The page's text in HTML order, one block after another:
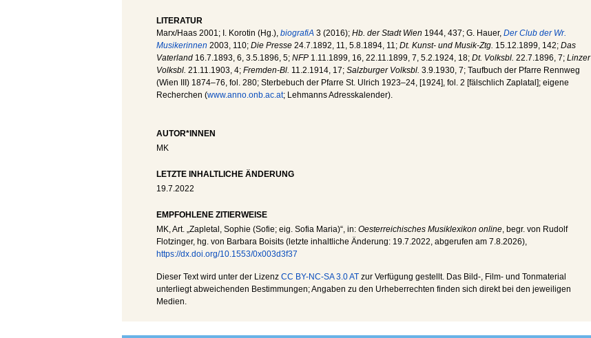
LITERATUR
Marx/Haas 2001; I. Korotin (Hg.), biografiA 3 (2016); Hb. der Stadt Wien 1944, 437; G. Hauer, Der Club der Wr.
Musikerinnen 2003, 110; Die Presse 24.7.1892, 11, 5.8.1894, 11; Dt. Kunst- und Musik-Ztg. 15.12.1899, 142; Das
Vaterland 16.7.1893, 6, 3.5.1896, 5; NFP 1.11.1899, 16, 22.11.1899, 7, 5.2.1924, 18; Dt. Volksbl. 22.7.1896, 7; Linzer
Volksbl. 21.11.1903, 4; Fremden-Bl. 11.2.1914, 17; Salzburger Volksbl. 3.9.1930, 7; Taufbuch der Pfarre Rennweg
(Wien III) 1874–76, fol. 280; Sterbebuch der Pfarre St. Ulrich 1923–24, [1924], fol. 2 [fälschlich Zaplatal]; eigene
Recherchen (www.anno.onb.ac.at; Lehmanns Adresskalender).
AUTOR*INNEN
MK
LETZTE INHALTLICHE ÄNDERUNG
19.7.2022
EMPFOHLENE ZITIERWEISE
MK, Art. „Zapletal, Sophie (Sofie; eig. Sofia Maria)“, in: Oesterreichisches Musiklexikon online, begr. von Rudolf
Flotzinger, hg. von Barbara Boisits (letzte inhaltliche Änderung: 19.7.2022, abgerufen am 7.8.2026),
https://dx.doi.org/10.1553/0x003d3f37
Dieser Text wird unter der Lizenz CC BY-NC-SA 3.0 AT zur Verfügung gestellt. Das Bild-, Film- und Tonmaterial
unterliegt abweichenden Bestimmungen; Angaben zu den Urheberrechten finden sich direkt bei den jeweiligen
Medien.